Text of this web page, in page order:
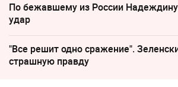
По бежавшему из России
удар
"Все решит одно сражение".
страшную правду